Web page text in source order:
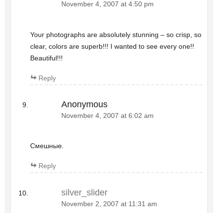
November 4, 2007 at 4:50 pm
Your photographs are absolutely stunning – so crisp, so
clear, colors are superb!!! I wanted to see every one!!
Beautiful!!!
Reply
Anonymous
November 4, 2007 at 6:02 am
Смешные.
Reply
silver_slider
November 2, 2007 at 11:31 am